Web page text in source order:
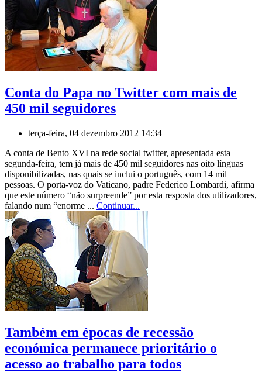
Conta do Papa no Twitter com mais de
450 mil seguidores
terça-feira, 04 dezembro 2012 14:34
A conta de Bento XVI na rede social twitter, apresentada esta
segunda-feira, tem já mais de 450 mil seguidores nas oito línguas
disponibilizadas, nas quais se inclui o português, com 14 mil
pessoas. O porta-voz do Vaticano, padre Federico Lombardi, afirma
que este número “não surpreende” por esta resposta dos utilizadores,
falando num “enorme ... Continuar...
Também em épocas de recessão
económica permanece prioritário o
acesso ao trabalho para todos